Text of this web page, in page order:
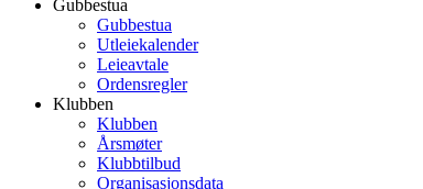
Gubbestua
Gubbestua
Utleiekalender
Leieavtale
Ordensregler
Klubben
Klubben
Årsmøter
Klubbtilbud
Organisasjonsdata